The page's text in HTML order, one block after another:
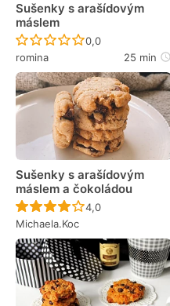
Sušenky s arašídovým
máslem
Recept ještě
0,0
romina
25 min
Sušenky s arašídovým
máslem a čokoládou
Recept ještě
4,0
Michaela.Koc